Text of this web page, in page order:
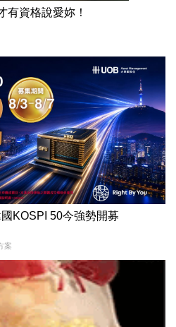
有資格說愛妳！
KOSPI 50今強勢開募
案